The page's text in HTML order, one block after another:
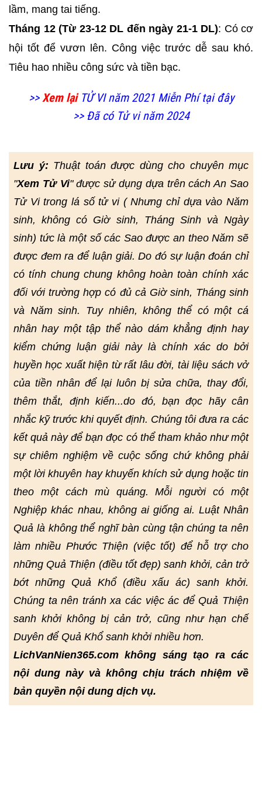
lầm, mang tai tiếng.
Tháng 12 (Từ 23-12 DL đến ngày 21-1 DL): Có cơ
hội tốt để vươn lên. Công việc trước dễ sau khó.
Tiêu hao nhiều công sức và tiền bạc.
>>Xem lạiTỬ VI năm 2021 Miễn Phí tại đây
>> Đã có Tử vi năm 2024
Lưu ý: Thuật toán được dùng cho chuyên mục
"Xem Tử Vi" được sử dụng dựa trên cách An Sao
Tử Vi trong lá số tử vi ( Nhưng chỉ dựa vào Năm
sinh, không có Giờ sinh, Tháng Sinh và Ngày
sinh) tức là một số các Sao được an theo Năm sẽ
được đem ra để luận giải. Do đó sự luận đoán chỉ
có tính chung chung không hoàn toàn chính xác
đối với trường hợp có đủ cả Giờ sinh, Tháng sinh
và Năm sinh. Tuy nhiên, không thể có một cá
nhân hay một tập thể nào dám khẳng định hay
kiểm chứng luận giải này là chính xác do bởi
huyền học xuất hiện từ rất lâu đời, tài liệu sách vở
của tiền nhân để lại luôn bị sửa chữa, thay đổi,
thêm thắt, định kiến...do đó, bạn đọc hãy cân
nhắc kỹ trước khi quyết định. Chúng tôi đưa ra các
kết quả này để bạn đọc có thể tham khảo như một
sự chiêm nghiệm về cuộc sống chứ không phải
một lời khuyên hay khuyến khích sử dụng hoặc tin
theo một cách mù quáng. Mỗi người có một
Nghiệp khác nhau, không ai giống ai. Luật Nhân
Quả là không thể nghĩ bàn cùng tận chúng ta nên
làm nhiều Phước Thiện (việc tốt) để hỗ trợ cho
những Quả Thiện (điều tốt đẹp) sanh khởi, cản trở
bớt những Quả Khổ (điều xấu ác) sanh khởi.
Chúng ta nên tránh xa các việc ác để Quả Thiện
sanh khởi không bị cản trở, cũng như hạn chế
Duyên để Quả Khổ sanh khởi nhiều hơn.
LichVanNien365.com không sáng tạo ra các
nội dung này và không chịu trách nhiệm về
bản quyền nội dung dịch vụ.